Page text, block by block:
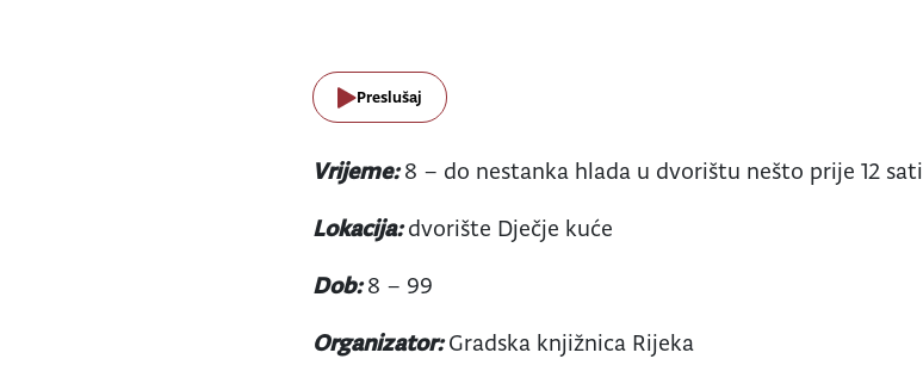
Preslušaj
Vrijeme:8 – do nestanka hlada u dvorištu nešto prije 12 sati
Lokacija:dvorište Dječje kuće
Dob:8 – 99
Organizator:Gradska knjižnica Rijeka